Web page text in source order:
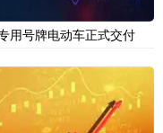
用号牌电动车正式交付